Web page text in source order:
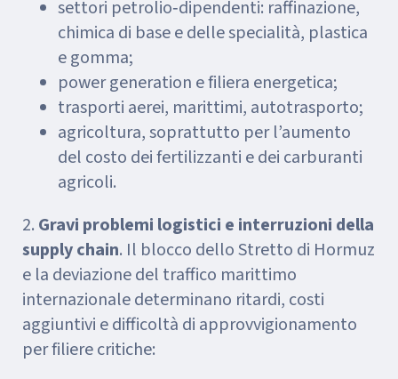
settori petrolio‑dipendenti: raffinazione,
chimica di base e delle specialità, plastica
e gomma;
power generation e filiera energetica;
trasporti aerei, marittimi, autotrasporto;
agricoltura, soprattutto per l’aumento
del costo dei fertilizzanti e dei carburanti
agricoli.
2. Gravi problemi logistici e interruzioni della
supply chain. Il blocco dello Stretto di Hormuz
e la deviazione del traffico marittimo
internazionale determinano ritardi, costi
aggiuntivi e difficoltà di approvvigionamento
per filiere critiche: